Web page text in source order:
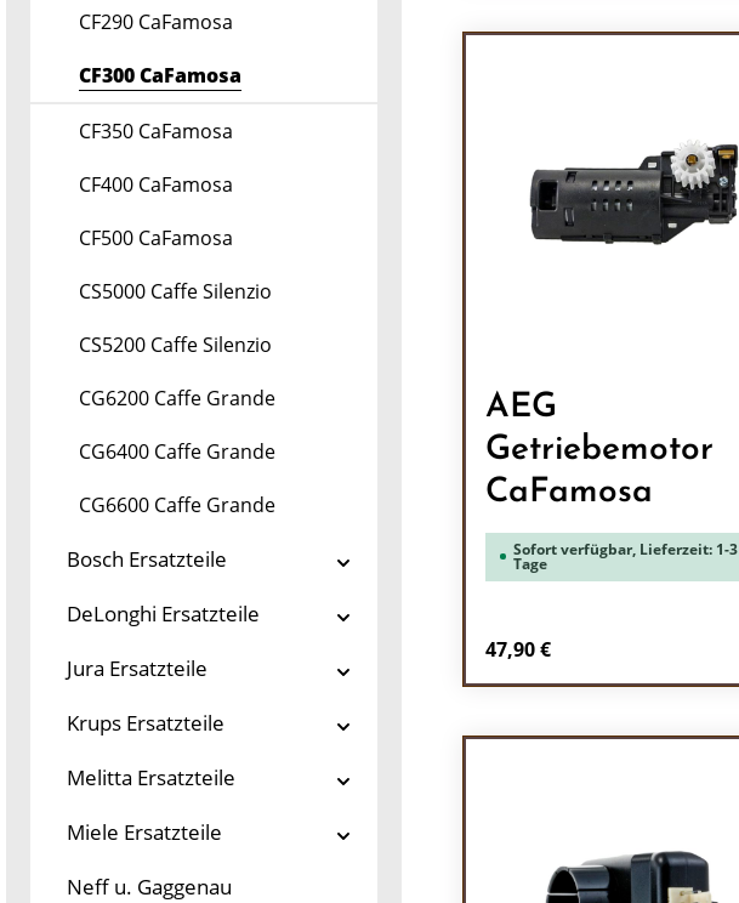
CF290 CaFamosa
CF300 CaFamosa
CF350 CaFamosa
CF400 CaFamosa
CF500 CaFamosa
CS5000 Caffe Silenzio
CS5200 Caffe Silenzio
CG6200 Caffe Grande
CG6400 Caffe Grande
CG6600 Caffe Grande
Bosch Ersatzteile
DeLonghi Ersatzteile
Jura Ersatzteile
Krups Ersatzteile
Melitta Ersatzteile
Miele Ersatzteile
Neff u. Gaggenau
AEG
Getriebemotor
CaFamosa
Sofort verfügbar, Lieferzeit: 1-3
Tage
Regulärer Preis:
47,90 €